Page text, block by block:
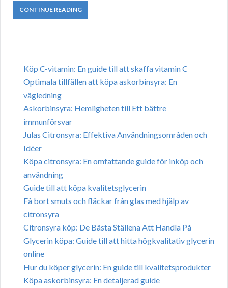
CONTINUE READING
Köp C-vitamin: En guide till att skaffa vitamin C
Optimala tillfällen att köpa askorbinsyra: En
vägledning
Askorbinsyra: Hemligheten till Ett bättre
immunförsvar
Julas Citronsyra: Effektiva Användningsområden och
Idéer
Köpa citronsyra: En omfattande guide för inköp och
användning
Guide till att köpa kvalitetsglycerin
Få bort smuts och fläckar från glas med hjälp av
citronsyra
Citronsyra köp: De Bästa Ställena Att Handla På
Glycerin köpa: Guide till att hitta högkvalitativ glycerin
online
Hur du köper glycerin: En guide till kvalitetsprodukter
Köpa askorbinsyra: En detaljerad guide